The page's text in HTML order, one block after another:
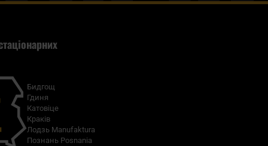
Бидгощ
Гдиня
Катовіце
Краків
Лодзь Manufaktura
Познань Posnania